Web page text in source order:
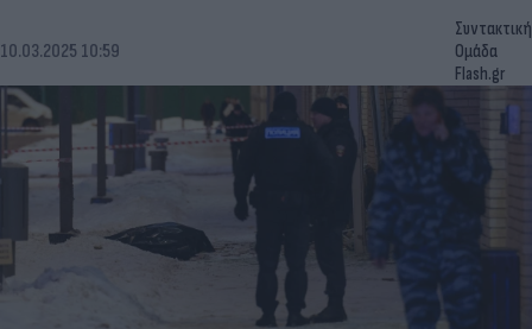
10.03.2025 10:59
Συντακτική
Ομάδα
Flash.gr